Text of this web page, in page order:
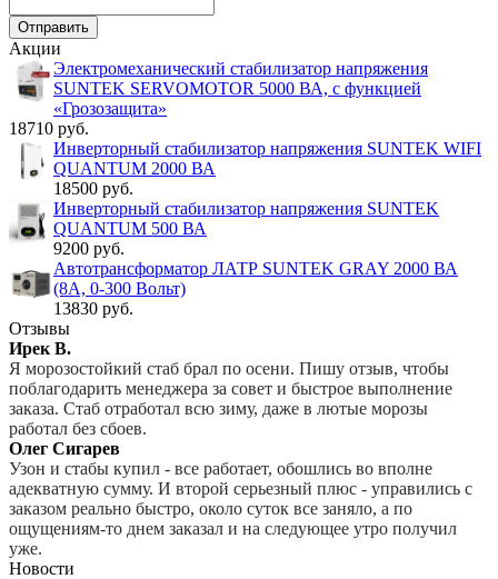
Акции
Электромеханический стабилизатор напряжения
SUNTEK SERVOMOTOR 5000 ВА, с функцией
«Грозозащита»
18710 руб.
Инверторный стабилизатор напряжения SUNTEK WIFI
QUANTUM 2000 ВА
18500 руб.
Инверторный стабилизатор напряжения SUNTEK
QUANTUM 500 ВА
9200 руб.
Автотрансформатор ЛАТР SUNTEK GRAY 2000 ВА
(8А, 0-300 Вольт)
13830 руб.
Отзывы
Ирек В.
Я морозостойкий стаб брал по осени. Пишу отзыв, чтобы
поблагодарить менеджера за совет и быстрое выполнение
заказа. Стаб отработал всю зиму, даже в лютые морозы
работал без сбоев.
Олег Сигарев
Узон и стабы купил - все работает, обошлись во вполне
адекватную сумму. И второй серьезный плюс - управились с
заказом реально быстро, около суток все заняло, а по
ощущениям-то днем заказал и на следующее утро получил
уже.
Новости